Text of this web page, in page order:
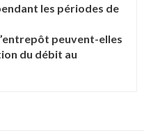
les périodes de
peuvent-elles
du débit au